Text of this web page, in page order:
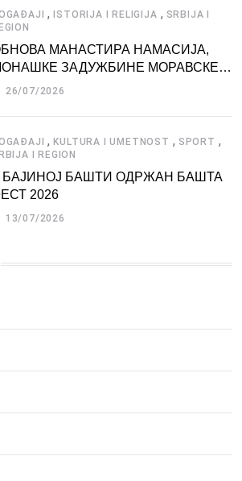
,ISTORIJA I RELIGIJA , SRBIJA I
МАНАСТИРА НАМАСИЈА,
ЗАДУЖБИНЕ МОРАВСКЕ
26/07/2026
,KULTURA I UMETNOST , SPORT ,
I REGION
БАЈИНОЈ БАШТИ ОДРЖАН БАШТА
2026
13/07/2026